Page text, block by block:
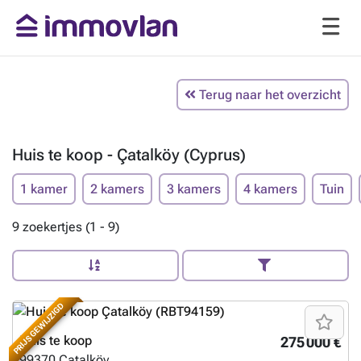
Terug naar het overzicht
Huis te koop - Çatalköy (Cyprus)
1 kamer 2 kamers 3 kamers 4 kamers Tuin
9 zoekertjes (1 - 9)
PRIJS GEWIJZIGD 275 000 €
Huis te koop